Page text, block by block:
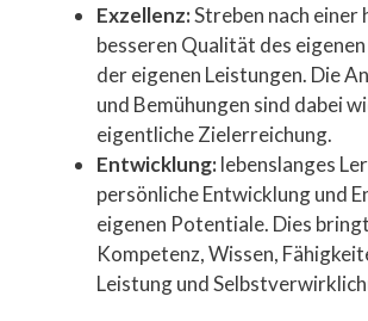
Exzellenz:Streben nach einer
besseren Qualität des
der eigenen Leistungen. Die
und Bemühungen sind dabei
eigentliche Zielerreichung.
Entwicklung:lebenslanges
persönliche Entwicklung und
eigenen Potentiale. Dies
Kompetenz, Wissen,
Leistung und